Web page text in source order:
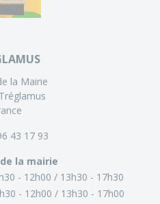
la Mairie
43 17 93
la mairie
- 12h00
13h30 - 17h30
- 12h00 13h30 - 17h00